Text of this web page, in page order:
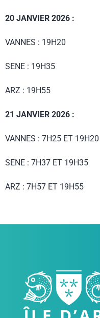
20 JANVIER 2026 :
VANNES : 19H20
SENE : 19H35
ARZ : 19H55
21 JANVIER 2026 :
VANNES : 7H25 ET 19H20
SENE : 7H37 ET 19H35
ARZ : 7H57 ET 19H55